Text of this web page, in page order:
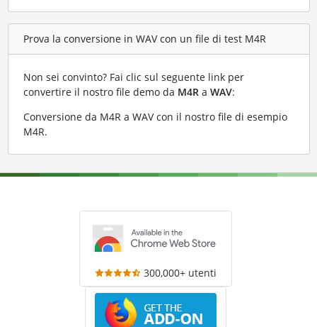
Prova la conversione in WAV con un file di test M4R
Non sei convinto? Fai clic sul seguente link per
convertire il nostro file demo da M4Ra WAV:
Conversione da M4R a WAV con il nostro file di esempio
M4R.
300,000+ utenti